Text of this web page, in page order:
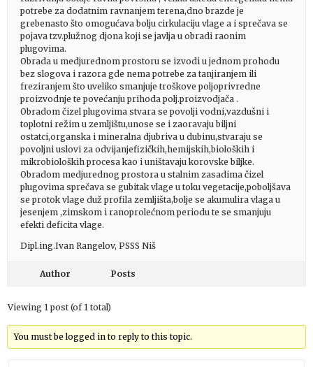
potrebe za dodatnim ravnanjem terena,dno brazde je
grebenasto što omogućava bolju cirkulaciju vlage a i sprečava se
pojava tzv.plužnog djona koji se javlja u obradi raonim
plugovima.
Obrada u medjurednom prostoru se izvodi u jednom prohodu
bez slogova i razora gde nema potrebe za tanjiranjem ili
freziranjem što uveliko smanjuje troškove poljoprivredne
proizvodnje te povećanju prihoda polj.proizvodjača .
Obradom čizel plugovima stvara se povolji vodni,vazdušni i
toplotni režim u zemljištu,unose se i zaoravaju biljni
ostatci,organska i mineralna djubriva u dubinu,stvaraju se
povoljni uslovi za odvijanjefizičkih,hemijskih,bioloških i
mikrobioloških procesa kao i uništavaju korovske biljke.
Obradom medjurednog prostora u stalnim zasadima čizel
plugovima sprečava se gubitak vlage u toku vegetacije,poboljšava
se protok vlage duž profila zemljišta,bolje se akumulira vlaga u
jesenjem ,zimskom i ranoprolećnom periodu te se smanjuju
efekti deficita vlage.
Dipl.ing.Ivan Rangelov, PSSS Niš
Author Posts
Viewing 1 post (of 1 total)
You must be logged in to reply to this topic.